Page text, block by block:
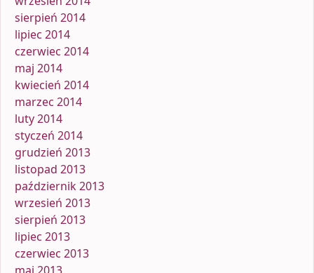
sierpień 2014
lipiec 2014
czerwiec 2014
maj 2014
kwiecień 2014
marzec 2014
luty 2014
styczeń 2014
grudzień 2013
listopad 2013
październik 2013
wrzesień 2013
sierpień 2013
lipiec 2013
czerwiec 2013